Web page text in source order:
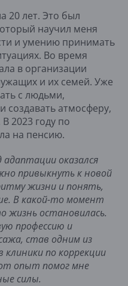
20 лет. Это был
научил меня
и умению принимать
Во время
в организации
и их семей. Уже
с людьми,
создавать атмосферу,
2023 году по
на пенсию.
адаптации оказался
привыкнуть к новой
жизни и понять,
В какой-то момент
жизнь остановилась.
профессию и
став одним из
клиники по коррекции
опыт помог мне
силы.